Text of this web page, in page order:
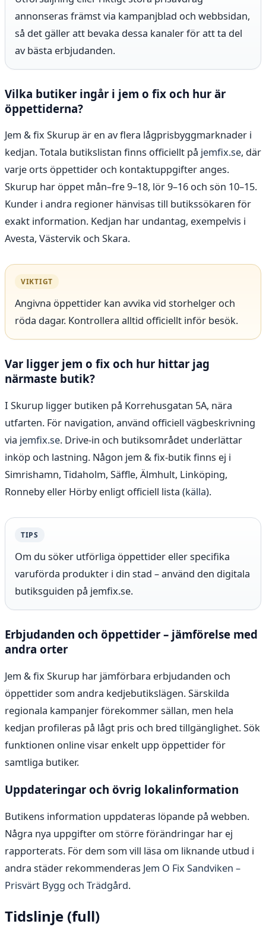
annonseras främst via kampanjblad och webbsidan,
så det gäller att bevaka dessa kanaler för att ta del
av bästa erbjudanden.
Vilka butiker ingår i jem o fix och hur är
öppettiderna?
Jem & fix Skurup är en av flera lågprisbyggmarknader i
kedjan. Totala butikslistan finns officiellt på jemfix.se, där
varje orts öppettider och kontaktuppgifter anges.
Skurup har öppet mån–fre 9–18, lör 9–16 och sön 10–15.
Kunder i andra regioner hänvisas till butikssökaren för
exakt information. Kedjan har undantag, exempelvis i
Avesta, Västervik och Skara.
VIKTIGT
Angivna öppettider kan avvika vid storhelger och
röda dagar. Kontrollera alltid officiellt inför besök.
Var ligger jem o fix och hur hittar jag
närmaste butik?
I Skurup ligger butiken på Korrehusgatan 5A, nära
utfarten. För navigation, använd officiell vägbeskrivning
via jemfix.se. Drive-in och butiksområdet underlättar
inköp och lastning. Någon jem & fix-butik finns ej i
Simrishamn, Tidaholm, Säffle, Älmhult, Linköping,
Ronneby eller Hörby enligt officiell lista (källa).
TIPS
Om du söker utförliga öppettider eller specifika
varuförda produkter i din stad – använd den digitala
butiksguiden på jemfix.se.
Erbjudanden och öppettider – jämförelse med
andra orter
Jem & fix Skurup har jämförbara erbjudanden och
öppettider som andra kedjebutikslägen. Särskilda
regionala kampanjer förekommer sällan, men hela
kedjan profileras på lågt pris och bred tillgänglighet. Sök
funktionen online visar enkelt upp öppettider för
samtliga butiker.
Uppdateringar och övrig lokalinformation
Butikens information uppdateras löpande på webben.
Några nya uppgifter om större förändringar har ej
rapporterats. För dem som vill läsa om liknande utbud i
andra städer rekommenderas Jem O Fix Sandviken –
Prisvärt Bygg och Trädgård.
Tidslinje (full)